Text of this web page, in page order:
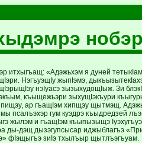
итхыгъащ: «Адэжьхэм я дуней
НэгъуэщIу жыпIэмэ,
нэIуасэ зызыхудощIыж. Зи
къыщежьэри зыхущIэкъури
ар гъащIэм хипщэу щытмэщ.
псалъэхэр гум куэдрэ къыдредзей
жылэм и гъащIэм къыпызыщэ
ды-дэщ дызэгупсысар иджыблагъэ
фIэщыгъэ зиIэ тхылъыр щытлъэгъуам.